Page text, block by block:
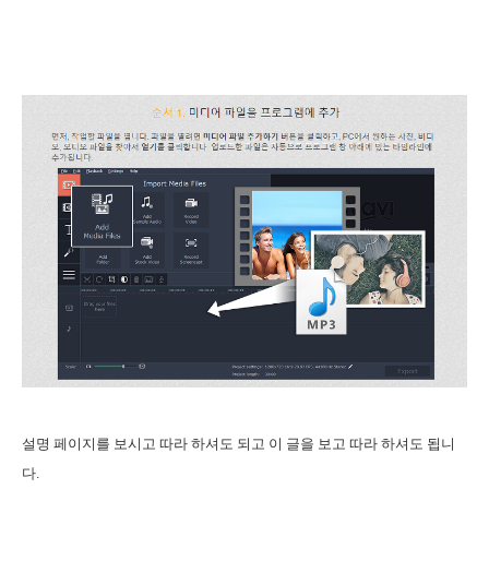
설명 페이지를 보시고 따라 하셔도 되고 이 글을 보고 따라 하셔도 됩니
다.